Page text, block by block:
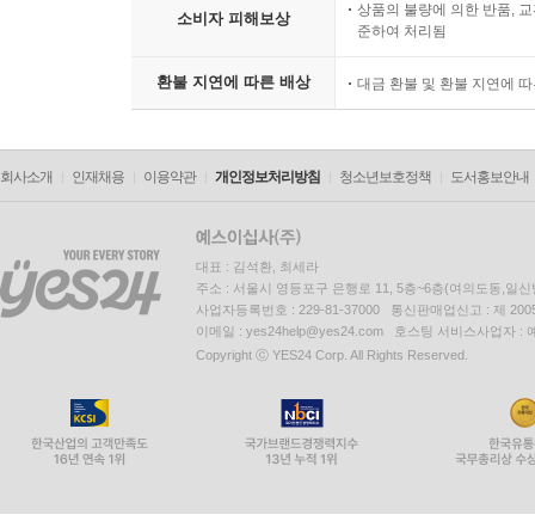
소비자 피해보상
상품의 불량에 의한 반품,
준하여 처리됨
환불 지연에 따른 배상 대금 환불 및 환불 지연에
회사소개 인재채용 이용약관 개인정보처리방침 청소년보호정책 도서홍보안내
대표 : 김석환, 최세라
주소 : 서울시 영등포구 은행로 11, 5층~6층(여의도동,일신
사업자등록번호 : 229-81-37000 통신판매업신고 : 제
이메일 : yes24help@yes24.com 호스팅 서비스사업자 :
Copyright ⓒ YES24 Corp. All Rights Reserved.